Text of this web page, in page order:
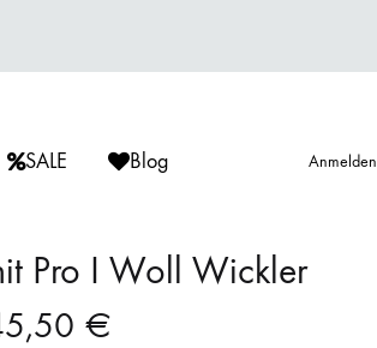
ÈRIU
ISAGER
ISAGER
SALE Blog Anmelden
Pro I Woll Wickler
€